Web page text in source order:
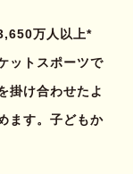
万人以上*
ットスポーツで
掛け合わせたよ
ます。子どもか